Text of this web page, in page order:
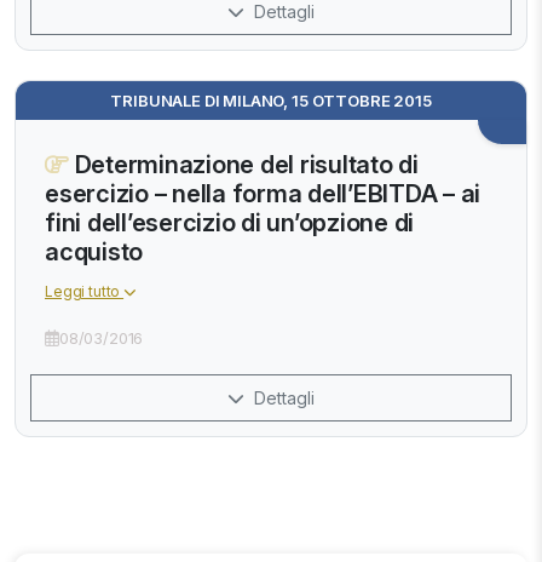
Dettagli
TRIBUNALE DI MILANO, 15 OTTOBRE 2015
Determinazione del risultato di
esercizio – nella forma dell’EBITDA – ai
fini dell’esercizio di un’opzione di
acquisto
Leggi tutto
08/03/2016
Dettagli